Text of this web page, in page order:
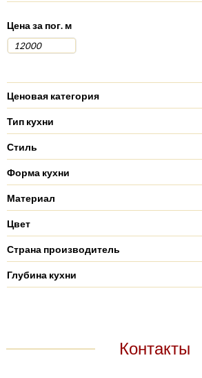
Цена за пог. м
Ценовая категория
Тип кухни
Стиль
Форма кухни
Материал
Цвет
Страна производитель
Глубина кухни
Контакты